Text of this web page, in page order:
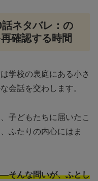
ネタバレ：の
確認する時間
学校の裏庭にある小さ
会話を交わします。
子どもたちに届いたこ
ふたりの内心にはま
そんな問いが、ふとし